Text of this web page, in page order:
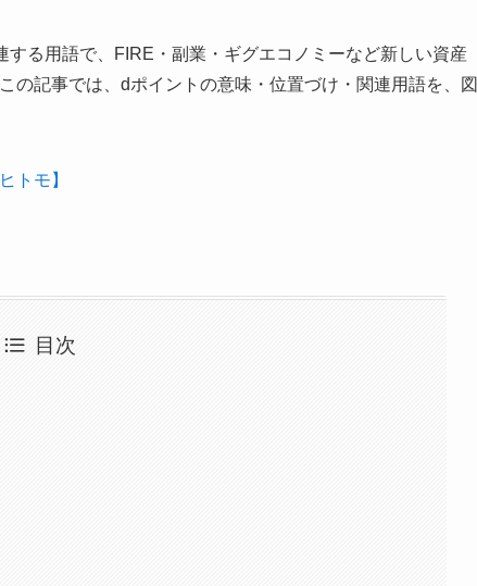
る用語で、FIRE・副業・ギグエコノミーなど新しい資産
の記事では、dポイントの意味・位置づけ・関連用語を、図
トモ】
目次